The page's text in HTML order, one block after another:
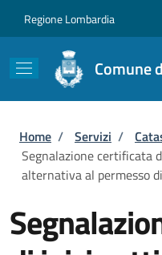
Regione Lombardia
Comune
Briciole di
Home / Servizi /
Segnalazione certificata
alternativa al permesso